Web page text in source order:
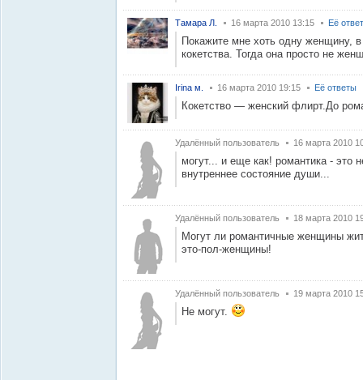
Тамара Л. 16 марта 2010 13:15 Её
Покажите мне хоть одну женщину,
кокетства. Тогда она просто не
Irina м. 16 марта 2010 19:15 Её ответы
Кокетство — женский флирт.До
Удалённый пользователь 16 марта 2010
могут... и еще как! романтика - это
внутреннее состояние души...
Удалённый пользователь 18 марта 2010
Могут ли романтичные женщины
это-пол-женщины!
Удалённый пользователь 19 марта 2010
Не могут.